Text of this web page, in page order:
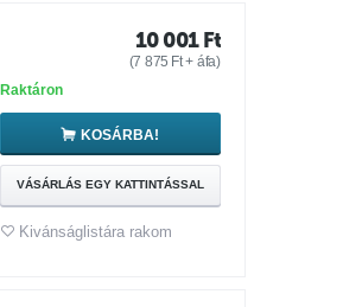
10 001 Ft
(7 875 Ft+ áfa)
Raktáron
KOSÁRBA!
VÁSÁRLÁS EGY KATTINTÁSSAL
Kivánságlistára rakom